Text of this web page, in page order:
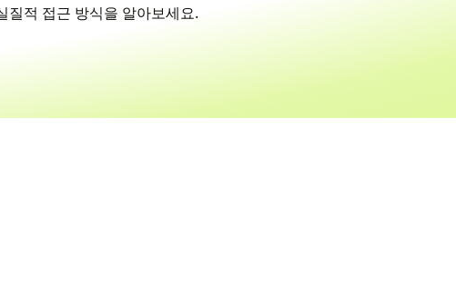
질적 접근 방식을 알아보세요.